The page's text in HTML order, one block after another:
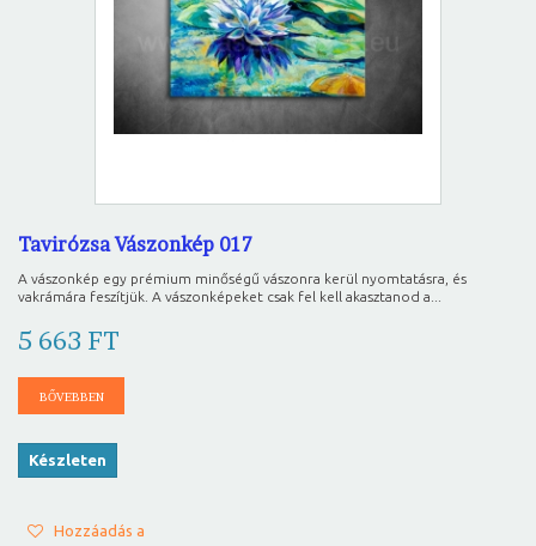
Tavirózsa Vászonkép 017
A vászonkép egy prémium minőségű vászonra kerül nyomtatásra, és
vakrámára feszítjük. A vászonképeket csak fel kell akasztanod a...
5 663 FT
BŐVEBBEN
Készleten
Hozzáadás a